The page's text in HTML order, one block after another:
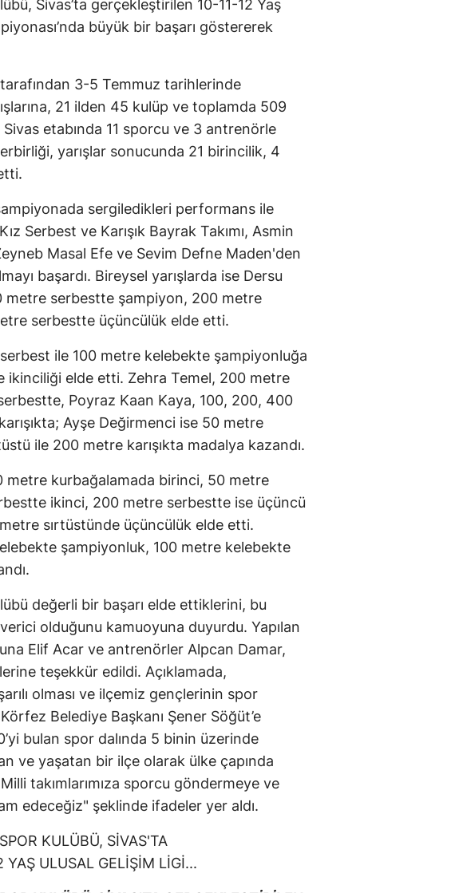
Sivas’ta gerçekleştirilen 10-11-12 Yaş
büyük bir başarı göstererek
3-5 Temmuz tarihlerinde
21 ilden 45 kulüp ve toplamda 509
Sivas etabında 11 sporcu ve 3 antrenörle
yarışlar sonucunda 21 birincilik, 4
sergiledikleri performans ile
Serbest ve Karışık Bayrak Takımı, Asmin
Masal Efe ve Sevim Defne Maden'den
başardı. Bireysel yarışlarda ise Dersu
metre serbestte şampiyon, 200 metre
serbestte üçüncülük elde etti.
ile 100 metre kelebekte şampiyonluğa
ikinciliği elde etti. Zehra Temel, 200 metre
Poyraz Kaan Kaya, 100, 200, 400
Ayşe Değirmenci ise 50 metre
ile 200 metre karışıkta madalya kazandı.
metre kurbağalamada birinci, 50 metre
ikinci, 200 metre serbestte ise üçüncü
sırtüstünde üçüncülük elde etti.
şampiyonluk, 100 metre kelebekte
değerli bir başarı elde ettiklerini, bu
olduğunu kamuoyuna duyurdu. Yapılan
Elif Acar ve antrenörler Alpcan Damar,
teşekkür edildi. Açıklamada,
olması ve ilçemiz gençlerinin spor
Belediye Başkanı Şener Söğüt’e
bulan spor dalında 5 binin üzerinde
ve yaşatan bir ilçe olarak ülke çapında
Milli takımlarımıza sporcu göndermeye ve
edeceğiz" şeklinde ifadeler yer aldı.